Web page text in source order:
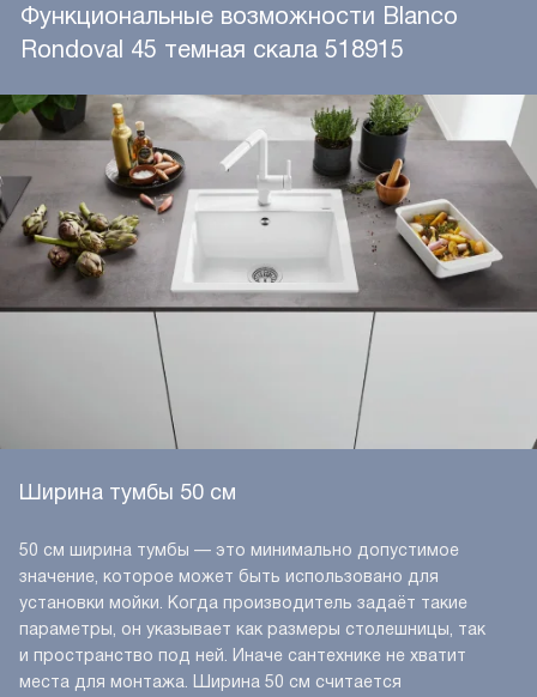
Функциональные возможности Blanco
Rondoval 45 темная скала 518915
Ширина тумбы 50 см
50 см ширина тумбы — это минимально допустимое
значение, которое может быть использовано для
установки мойки. Когда производитель задаёт такие
параметры, он указывает как размеры столешницы, так
и пространство под ней. Иначе сантехнике не хватит
места для монтажа. Ширина 50 см считается